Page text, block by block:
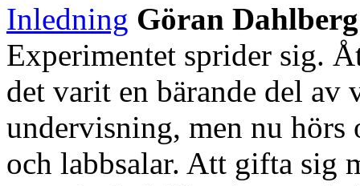
Inledning Göran
Experimentet sprider sig.
det varit en bärande del av
undervisning, men nu
och labbsalar. Att gifta sig